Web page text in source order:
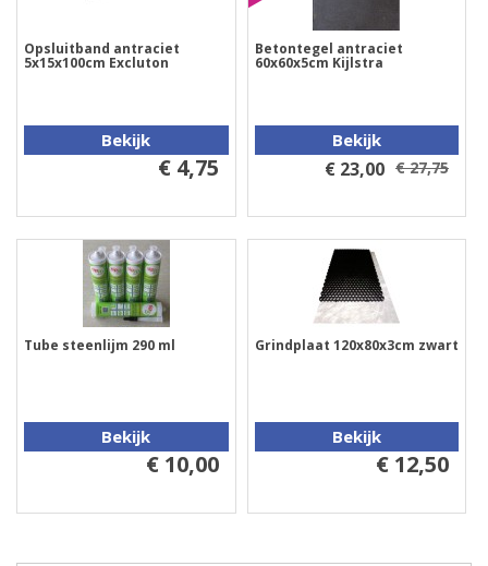
Opsluitband antraciet
5x15x100cm Excluton
Bekijk
€ 4,75
Betontegel antraciet
60x60x5cm Kijlstra
Bekijk
€ 23,00 € 27,75
Tube steenlijm 290 ml
Bekijk
€ 10,00
Grindplaat 120x80x3cm zwart
Bekijk
€ 12,50